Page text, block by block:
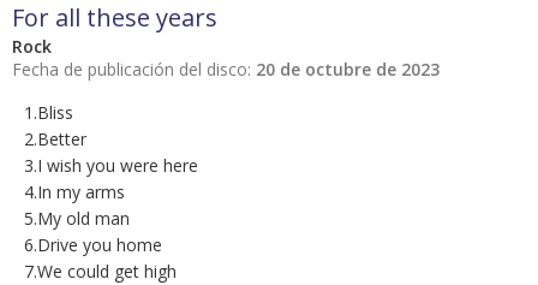
For all these years
Rock
Fecha de publicación del disco: 20 de octubre de 2023
1.Bliss
2.Better
3.I wish you were here
4.In my arms
5.My old man
6.Drive you home
7.We could get high